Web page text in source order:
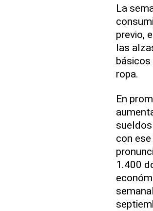
La
previo,
las
ropa.
En
con
1.400